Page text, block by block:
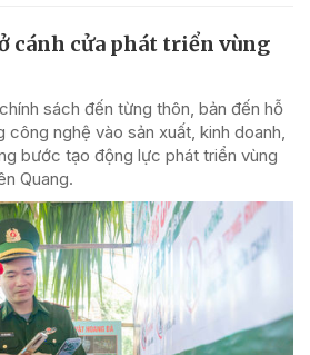
cánh cửa phát triển vùng
sách đến từng thôn, bản đến hỗ
nghệ vào sản xuất, kinh doanh,
bước tạo động lực phát triển vùng
Quang.